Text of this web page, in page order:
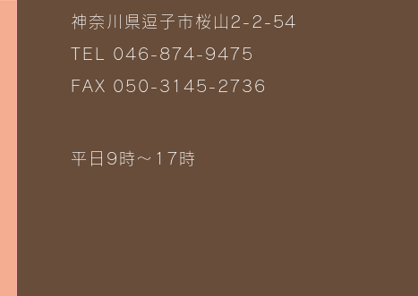
神奈川県逗子市桜山2-2-54
TEL 046-874-9475
FAX 050-3145-2736
平日9時～17時